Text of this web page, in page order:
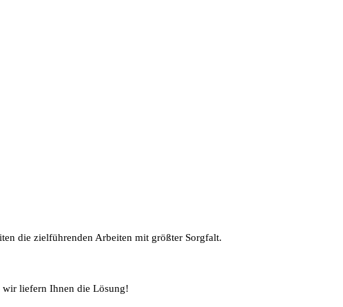
die zielführenden Arbeiten mit größter Sorgfalt.
wir liefern Ihnen die Lösung!